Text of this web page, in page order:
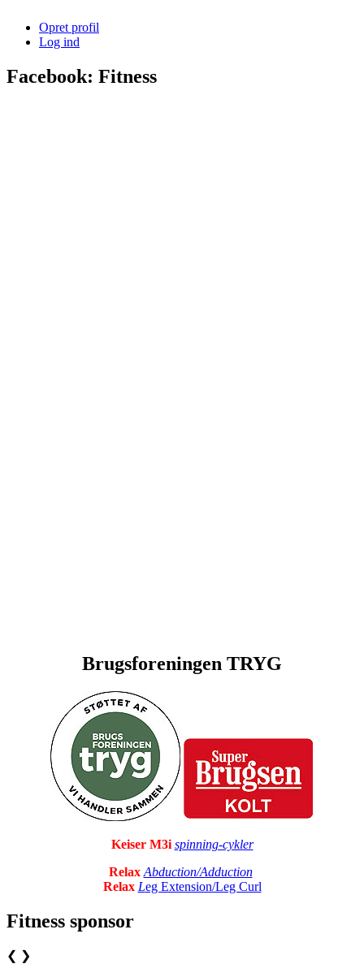
Opret profil
Log ind
Facebook: Fitness
Brugsforeningen TRYG
Keiser M3i spinning-cykler
Relax Abduction/Adduction
Relax Leg Extension/Leg Curl
Fitness sponsor
❮ ❯